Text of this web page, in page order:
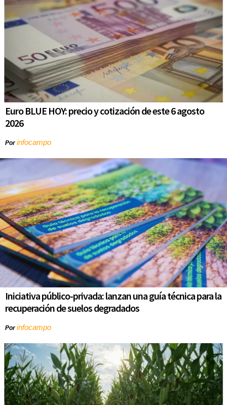
Euro BLUE HOY: precio y cotización de este 6 agosto
2026
Porinfocampo
Iniciativa público-privada: lanzan una guía técnica para la
recuperación de suelos degradados
Porinfocampo